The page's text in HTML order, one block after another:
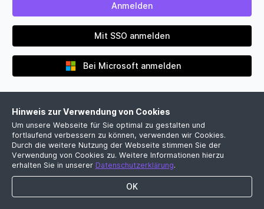
Mit SSO anmelden
Bei Microsoft anmelden
Noch kein Firmenkonto?
Jetzt kostenlose Demo vereinbaren
Hinweis zur Verwendung von Cookies
Um unsere Webseite für Sie optimal zu gestalten und
fortlaufend verbessern zu können, verwenden wir Cookies.
Durch die weitere Nutzung der Webseite stimmen Sie der
Verwendung von Cookies zu. Weitere Informationen hierzu
erhalten Sie in unserer Datenschutzerklärung.
OK